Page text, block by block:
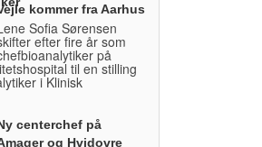
kommer fra Aarhus
Sofia Sørensen
efter fire år som
på
til en stilling
i Klinisk
centerchef på
og Hvidovre